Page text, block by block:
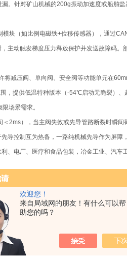
欢迎您！
来自局域网的朋友！有什么可以帮
助您的吗？
针对矿山机械的200g振动加速度或船舶
块（如比例电磁铁+位移传感器），通过
主动触发梯度压力释放保护并发送故障码
减压阀、单向阀、安全阀等功能单元在
提供低温特种版本（-54℃启动无脆裂）
场景需求。
2ms），当主阀失效或先导管路断裂时瞬
导控制互为热备，一路纯机械先导作为屏障
电厂、医疗和食品包装，冶金工业、汽车